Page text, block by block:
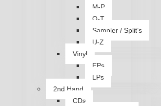
M-P
Q-T
Sampler / Split’s
U-Z
Vinyl
EPs
LPs
2nd Hand
CDs